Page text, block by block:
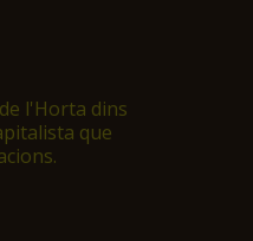
l'Horta dins
que